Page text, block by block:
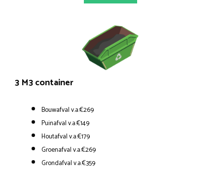
3 M3 container
Bouwafval v.a.€269
Puinafval v.a.€149
Houtafval v.a.€179
Groenafval v.a.€269
Grondafval v.a.€359